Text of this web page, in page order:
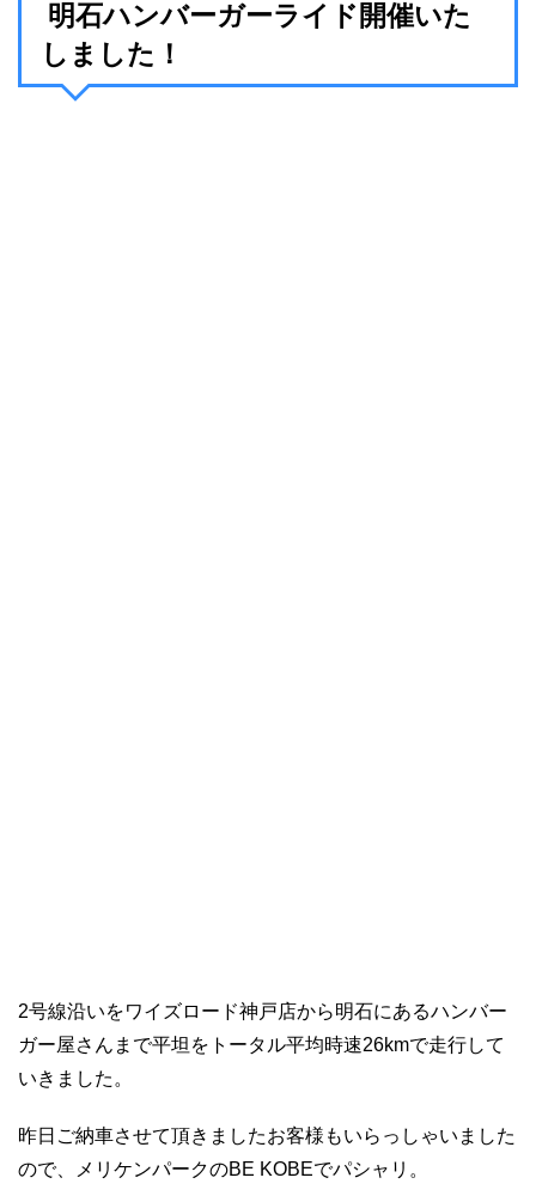
明石ハンバーガーライド開催いた
しました！
2号線沿いをワイズロード神戸店から明石にあるハンバー
ガー屋さんまで平坦をトータル平均時速26kmで走行して
いきました。
昨日ご納車させて頂きましたお客様もいらっしゃいました
ので、メリケンパークのBE KOBEでパシャリ。